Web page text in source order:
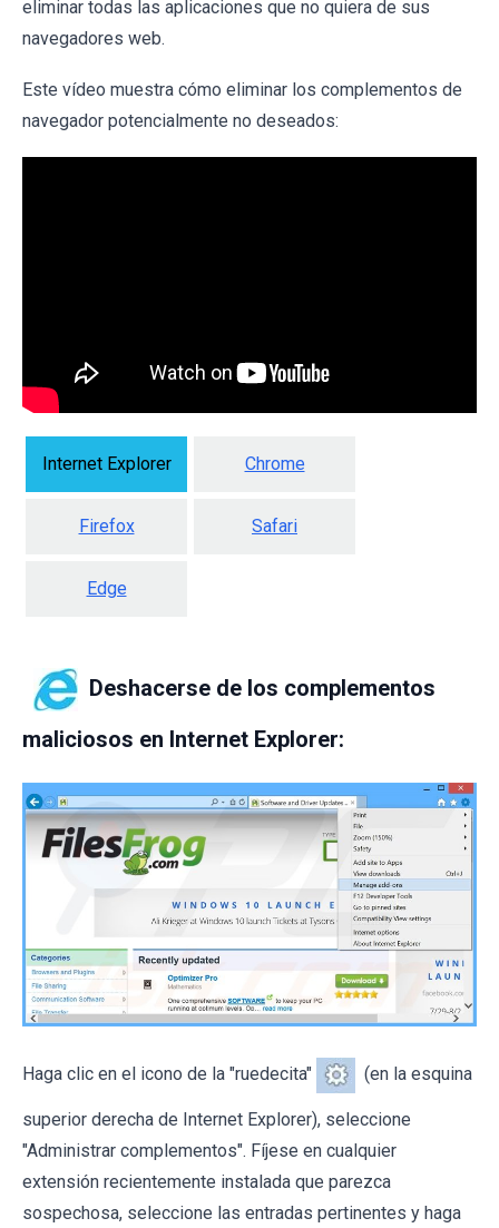
eliminar todas las aplicaciones que no quiera de sus
navegadores web.
Este vídeo muestra cómo eliminar los complementos de
navegador potencialmente no deseados:
Internet Explorer Chrome
Firefox Safari
Edge
Deshacerse de los complementos
maliciosos en Internet Explorer:
Haga clic en el icono de la "ruedecita" (en la esquina
superior derecha de Internet Explorer), seleccione
"Administrar complementos". Fíjese en cualquier
extensión recientemente instalada que parezca
sospechosa, seleccione las entradas pertinentes y haga